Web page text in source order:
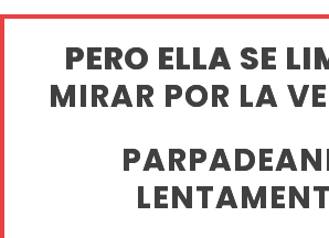
PERO ELLA SE
MIRAR POR LA